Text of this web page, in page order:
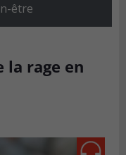
être
la rage en